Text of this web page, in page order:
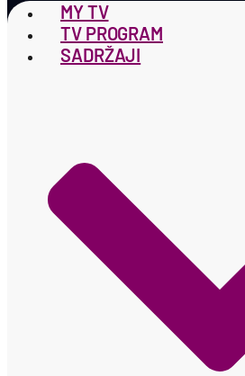
MY TV
TV PROGRAM
SADRŽAJI